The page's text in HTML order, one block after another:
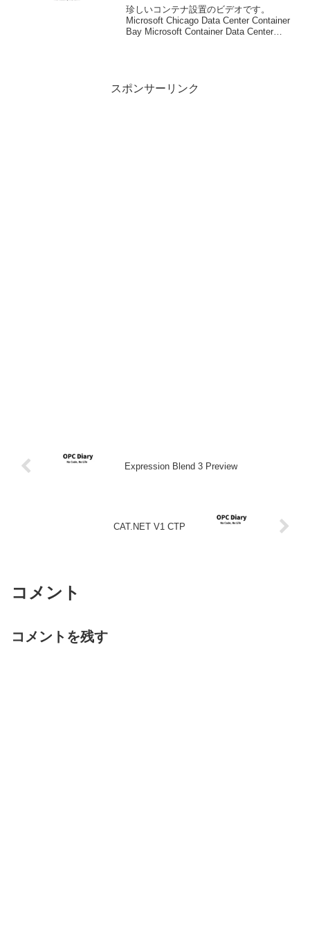
珍しいコンテナ設置のビデオです。
Microsoft Chicago Data Center Container
Bay Microsoft Container Data Center
スポンサーリンク
Expression Blend 3 Preview
CAT.NET V1 CTP
コメント
コメントを残す